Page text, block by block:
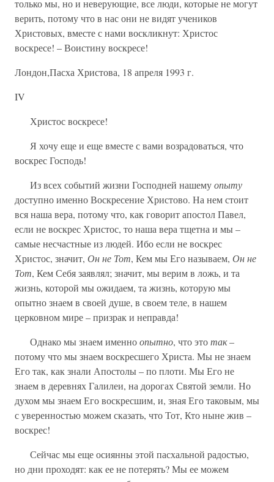
только мы, но и неверующие, все люди, которые не могут
верить, потому что в нас они не видят учеников
Христовых, вместе с нами воскликнут: Христос
воскресе! – Воистину воскресе!
Лондон,Пасха Христова, 18 апреля 1993 г.
IV
Христос воскресе!
Я хочу еще и еще вместе с вами возрадоваться, что
воскрес Господь!
Из всех событий жизни Господней нашемуопыту
доступно именно Воскресение Христово. На нем стоит
вся наша вера, потому что, как говорит апостол Павел,
если не воскрес Христос, то наша вера тщетна и мы –
самые несчастные из людей. Ибо если не воскрес
Христос, значит, Он не Тот, Кем мы Его называем, Он не
Тот, Кем Себя заявлял; значит, мы верим в ложь, и та
жизнь, которой мы ожидаем, та жизнь, которую мы
опытно знаем в своей душе, в своем теле, в нашем
церковном мире – призрак и неправда!
Однако мы знаем именноопытно, что этотак–
потому что мы знаем воскресшего Христа. Мы не знаем
Его так, как знали Апостолы – по плоти. Мы Его не
знаем в деревнях Галилеи, на дорогах Святой земли. Но
духом мы знаем Его воскресшим, и, зная Его таковым, мы
с уверенностью можем сказать, что Тот, Кто ныне жив –
воскрес!
Сейчас мы еще осиянны этой пасхальной радостью,
но дни проходят: как ее не потерять? Мы ее можем